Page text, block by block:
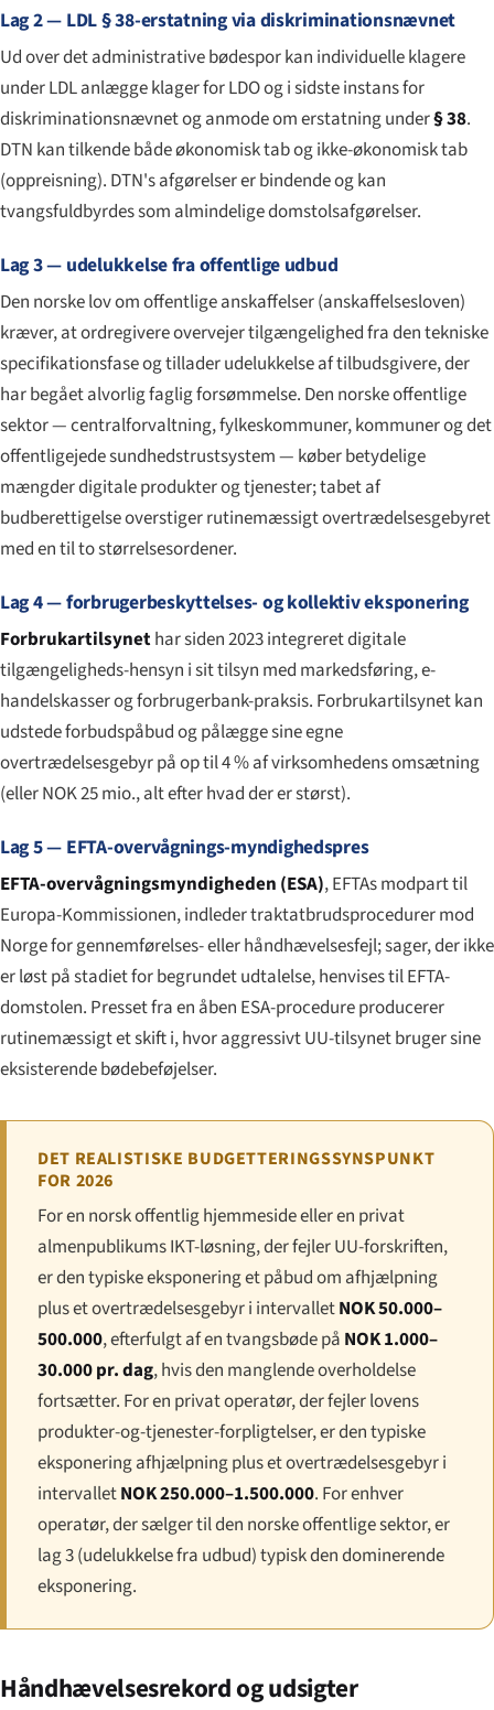
Lag 2 — LDL § 38-erstatning via diskriminationsnævnet
Ud over det administrative bødespor kan individuelle klagere
under LDL anlægge klager for LDO og i sidste instans for
diskriminationsnævnet og anmode om erstatning under§ 38.
DTN kan tilkende både økonomisk tab og ikke-økonomisk tab
(oppreisning). DTN's afgørelser er bindende og kan
tvangsfuldbyrdes som almindelige domstolsafgørelser.
Lag 3 — udelukkelse fra offentlige udbud
Den norske lov om offentlige anskaffelser (anskaffelsesloven)
kræver, at ordregivere overvejer tilgængelighed fra den tekniske
specifikationsfase og tillader udelukkelse af tilbudsgivere, der
har begået alvorlig faglig forsømmelse. Den norske offentlige
sektor — centralforvaltning, fylkeskommuner, kommuner og det
offentligejede sundhedstrustsystem — køber betydelige
mængder digitale produkter og tjenester; tabet af
budberettigelse overstiger rutinemæssigt overtrædelsesgebyret
med en til to størrelsesordener.
Lag 4 — forbrugerbeskyttelses- og kollektiv eksponering
Forbrukartilsynethar siden 2023 integreret digitale
tilgængeligheds-hensyn i sit tilsyn med markedsføring, e-
handelskasser og forbrugerbank-praksis. Forbrukartilsynet kan
udstede forbudspåbud og pålægge sine egne
overtrædelsesgebyr på op til 4 % af virksomhedens omsætning
(eller NOK 25 mio., alt efter hvad der er størst).
Lag 5 — EFTA-overvågnings-myndighedspres
EFTA-overvågningsmyndigheden (ESA), EFTAs modpart til
Europa-Kommissionen, indleder traktatbrudsprocedurer mod
Norge for gennemførelses- eller håndhævelsesfejl; sager, der ikke
er løst på stadiet for begrundet udtalelse, henvises til EFTA-
domstolen. Presset fra en åben ESA-procedure producerer
rutinemæssigt et skift i, hvor aggressivt UU-tilsynet bruger sine
eksisterende bødebeføjelser.
DET REALISTISKE BUDGETTERINGSSYNSPUNKT
FOR 2026
For en norsk offentlig hjemmeside eller en privat
almenpublikums IKT-løsning, der fejler UU-forskriften,
er den typiske eksponering et påbud om afhjælpning
plus et overtrædelsesgebyr i intervalletNOK 50.000–
500.000, efterfulgt af en tvangsbøde på NOK 1.000–
30.000 pr. dag, hvis den manglende overholdelse
fortsætter. For en privat operatør, der fejler lovens
produkter-og-tjenester-forpligtelser, er den typiske
eksponering afhjælpning plus et overtrædelsesgebyr i
intervalletNOK 250.000–1.500.000. For enhver
operatør, der sælger til den norske offentlige sektor, er
lag 3 (udelukkelse fra udbud) typisk den dominerende
eksponering.
Håndhævelsesrekord og udsigter